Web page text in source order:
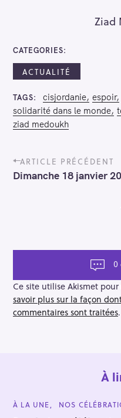
Ziad
CATEGORIES
ACTUALITÉ
TAGS cisjordanie espoir
solidarité dans le monde
ziad medoukh
P
o
s
g
t
i
o
n
ARTICLE PRÉCÉDENT
Dimanche 18 janvier
0
Ce site utilise Akismet
savoir plus sur la façon
commentaires sont traitées.
À
C
À LA UNE NOS